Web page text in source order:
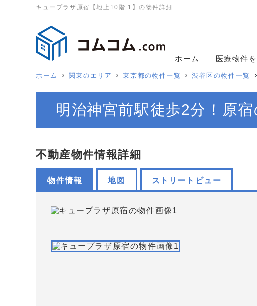
キュープラザ原宿【地上10階 1】の物件詳細
ホーム 医療物件
ホーム 関東のエリア 東京都の物件一覧 渋谷区の物件一覧
明治神宮前駅徒歩2分！原
不動産物件情報詳細
物件情報 地図 ストリートビュー